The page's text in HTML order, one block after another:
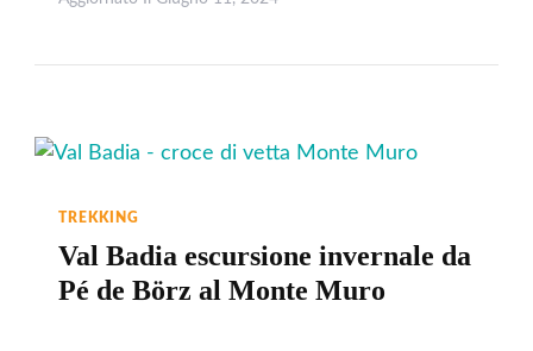
TREKKING
Val Badia escursione invernale da
Pé de Börz al Monte Muro